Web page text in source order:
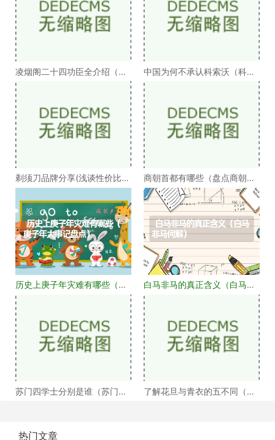
凌烟阁二十四功臣全介绍（凌
烟阁二十四功臣排
中国为何不承认科索沃（科索
沃为何不被承认）
剃须刀品牌分享(浅谈性价比高
的剃须刀品牌）
商朝首都有哪些（盘点商朝的
十几个首都）
历史上庚子年灾难有哪些（庚
子年大事记盘点）
白马非马的真正含义（白马非
马何解）
苏门四学士分别是谁（苏门四
了解花旦与青衣的五不同（浅
热门文章